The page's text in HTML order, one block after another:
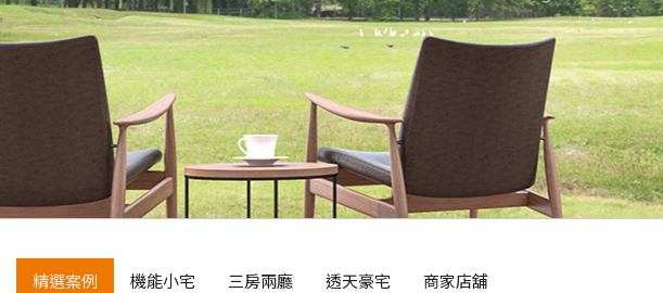
精選案例 機能小宅 三房兩廳 透天豪宅 商家店舖